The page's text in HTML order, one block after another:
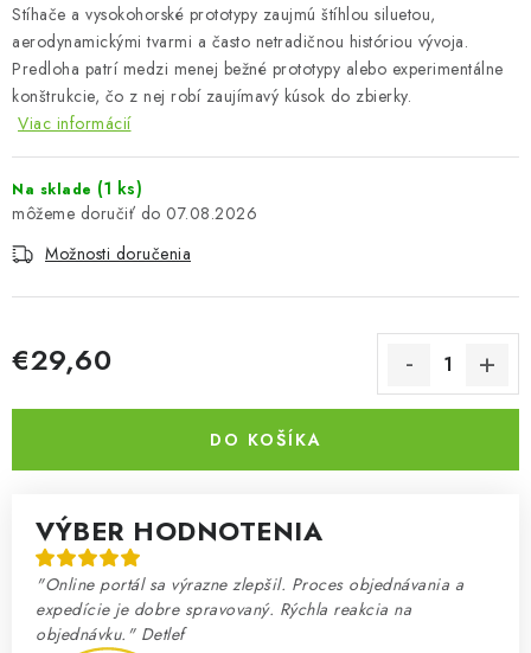
O Nás Moja objednávka Kontakty
Preprava a platba
Podmienky a pravidlá
Zásady ochrany osobných údajov
Postup pri podávaní sťažností
Prevodník modelárskych farieb
Modelársky slovník Art Scale
FAQ
Stíhače a vysokohorské prototypy zaujmú štíhlou siluetou,
aerodynamickými tvarmi a často netradičnou históriou vývoja.
Predloha patrí medzi menej bežné prototypy alebo experimentálne
konštrukcie, čo z nej robí zaujímavý kúsok do zbierky.
Viac informácií
Na sklade (1 ks)
07.08.2026
Možnosti doručenia
€29,60
DO KOŠÍKA
VÝBER HODNOTENIA
"Online portál sa výrazne zlepšil. Proces objednávania a
expedície je dobre spravovaný. Rýchla reakcia na
objednávku." Detlef